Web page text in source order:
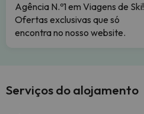
Agência N.º1 em Viagens de Ski!
Ofertas exclusivas que só
encontra no nosso website.
Serviços do alojamento